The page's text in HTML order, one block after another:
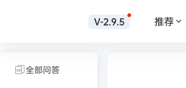
V-2.9.5 推荐
全部问答